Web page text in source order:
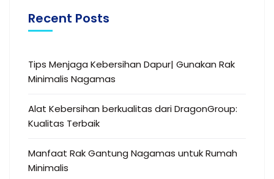
Recent Posts
Tips Menjaga Kebersihan Dapur| Gunakan Rak
Minimalis Nagamas
Alat Kebersihan berkualitas dari DragonGroup:
Kualitas Terbaik
Manfaat Rak Gantung Nagamas untuk Rumah
Minimalis